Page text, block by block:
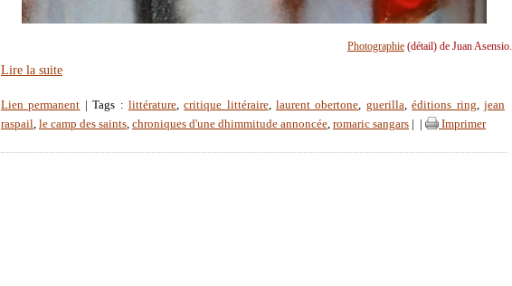
Photographie(détail) de Juan Asensio.
Lire la suite
Lien permanent | Tags : littérature,critique littéraire, laurent obertone, guerilla,éditions ring, jean
raspail, le camp des saints, chroniques d'une dhimmitude annoncée, romaric sangars Imprimer